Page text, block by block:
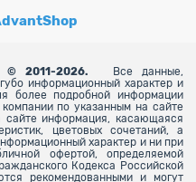
© 2011-2026.
Все данные,
информационный характер и
более подробной информации
по указанным на сайте
сайте информация, касающаяся
цветовых сочетаний, а
характер и ни при
офертой, определяемой
Кодекса Российской
рекомендованными и могут